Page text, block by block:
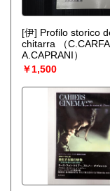
[伊] Profilo storico
chitarra
（
A.CAPRANI）
￥1,500